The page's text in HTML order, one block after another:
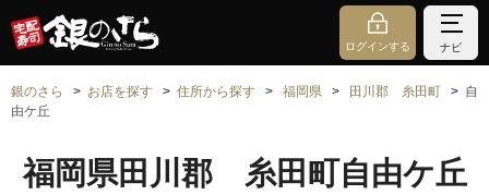
ログインする ナビ
銀のさら お店を探す 住所から探す 福岡県 田川郡 糸田町
自
由ケ丘
福岡県田川郡 糸田町自由ケ丘